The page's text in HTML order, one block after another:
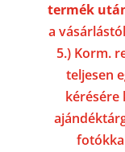
termék
a
5.) Korm.
teljesen
kérésére